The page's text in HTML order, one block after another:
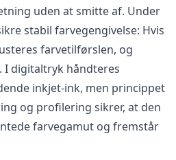
uden at smitte af. Under
stabil farvegengivelse: Hvis
farvetilførslen, og
. I digitaltryk håndteres
inkjet-ink, men princippet
og profilering sikrer, at den
farvegamut og fremstår